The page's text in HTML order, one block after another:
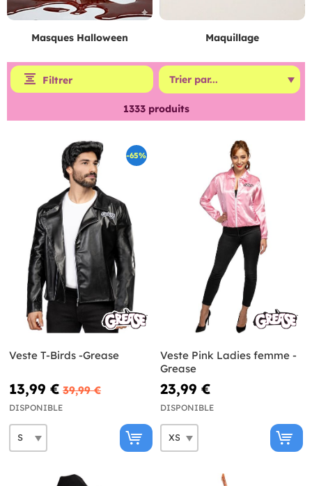
Masques Halloween Maquillage
Filtrer
1333produits
-65%
Veste T-Birds -Grease
13,99 € 39,99 €
DISPONIBLE
Veste Pink Ladies femme -
Grease
23,99 €
DISPONIBLE